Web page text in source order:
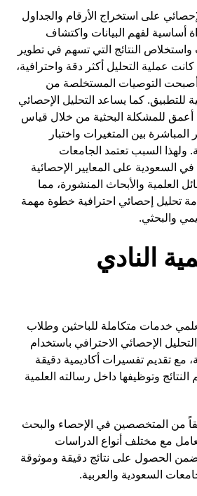
على استخراج الأرقام والجداول
أساسية لفهم البيانات واكتشاف
واستخلاص النتائج التي تسهم في تطوير
عملية التحليل أكثر دقة واحترافية،
وأصبحت التوصيات المستخلصة من
للتطبيق. كما يساعد التحليل الإحصائي
أعمق للمشكلة البحثية من خلال قياس
المباشرة بين المتغيرات واختبار
ولهذا السبب تعتمد الجامعات
السعودية على المعايير الإحصائية
العلمية والأبحاث المنشورة، مما
تحليل إحصائي احترافية خطوة مهمة
والبحثي.
النادي
خدمات متكاملة للباحثين وطلاب
الإحصائي الاحترافي باستخدام
مع تقديم تفسيرات أكاديمية دقيقة
وتوظيفها داخل رسالته العلمية
من المتخصصين في الإحصاء والبحث
مع مختلف أنواع الدراسات
يضمن الحصول على نتائج دقيقة وموثوقة
السعودية والعربية.